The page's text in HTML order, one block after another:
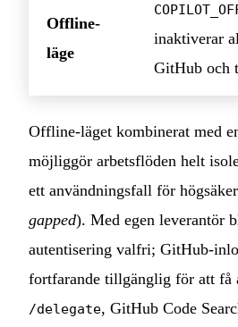
Offline-
läge
inaktiverar
GitHub och
Offline-läget kombinerat med
möjliggör arbetsflöden helt
ett användningsfall för
gapped). Med egen leverantör
autentisering valfri; GitHub-
fortfarande tillgänglig för att få
/delegate, GitHub Code